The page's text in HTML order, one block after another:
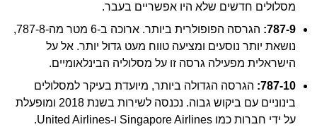
מסלולים חדשים שלא היו אפשריים בעבר.
787-9:
הגרסה הפופולרית ביותר. ארוכה ב-6 מטר מה-787-8,
נושאת יותר נוסעים ומציעה טווח מעט גדול יותר. אל על
הישראלית מפעילה גרסה זו על מסלוליה הבינלאומיים.
787-10: הגרסה הגדולה ביותר, מיועדת בעיקר למסלולים
בינוניים עם ביקוש גבוה. נכנסה לשירות בשנת 2018 ומופעלת
על ידי חברות כמו Singapore Airlines ו-United Airlines.